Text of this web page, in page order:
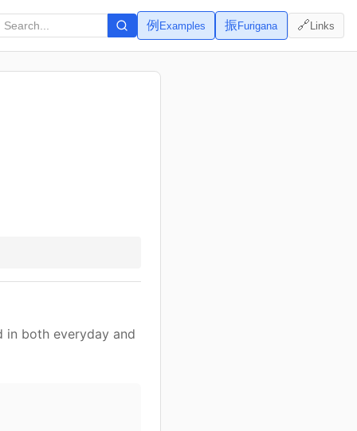
例 Examples 振Furigana 🔗Links
in both everyday and